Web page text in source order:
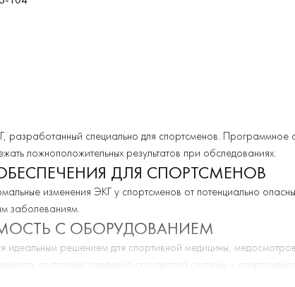
специально для спортсменов. Программное
ложноположительных результатов при обследованиях.
ДЛЯ СПОРТСМЕНОВ
изменения ЭКГ у спортсменов от потенциально
заболеваниям.
С ОБОРУДОВАНИЕМ
идеальным решением для спортивной медицины,
состояние сердечно-сосудистой системы у